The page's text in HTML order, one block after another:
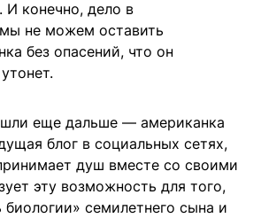
И конечно, дело в
не можем оставить
без опасений, что он
еще дальше — американка
блог в социальных сетях,
душ вместе со своими
эту возможность для того,
семилетнего сына и